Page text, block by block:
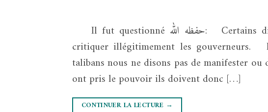
Il fut questionné حفظه الله: Certains disent que parler sur les talibans revient à
critiquer illégitimement les
talibans nous ne disons pas de manifester
ont pris le pouvoir ils doivent donc […]
CONTINUER LA LECTURE →